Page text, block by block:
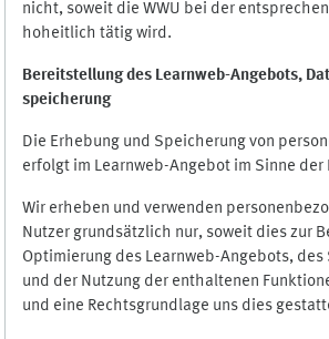
nicht, soweit die WWU bei der
hoheitlich tätig wird.
Bereitstellung des Learnweb-Angebots,
speicherung
Die Erhebung und Speicherung von
erfolgt im Learnweb-Angebot im Sinne
Wir erheben und verwenden
Nutzer grundsätzlich nur, soweit dies zur
Optimierung des Learnweb-Angebots,
und der Nutzung der enthaltenen
und eine Rechtsgrundlage uns dies